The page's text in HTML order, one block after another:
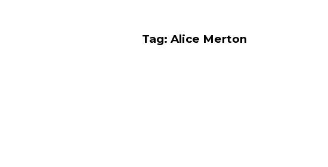
Tag: Alice Merton